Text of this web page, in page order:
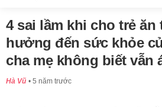
4 sai lầm khi cho trẻ ăn
hưởng đến sức khỏe
cha mẹ không biết vẫn
Hà Vũ 5 năm trước